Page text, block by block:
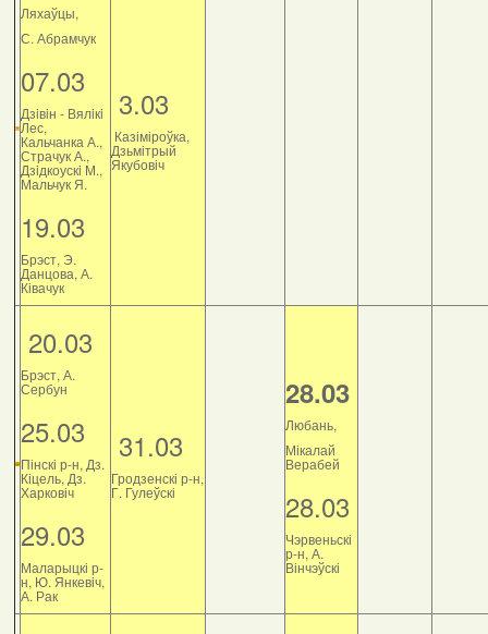
Ляхаўцы,
С. Абрамчук
07.03
Дзiвiн - Вялiкi
Лес,
Кальчанка А.,
Страчук А.,
Дзiдкоускi М.,
Мальчук Я.
19.03
Брэст, Э.
Данцова, А.
Ківачук
3.03
Казіміроўка,
Дзьмітрый
Якубовіч
20.03
Брэст, А.
Сербун
25.03
Пінскі р-н, Дз.
Кіцель, Дз.
Харковіч
29.03
Маларыцкі р-
н, Ю. Янкевіч,
А. Рак
31.03
Гродзенскі р-н,
Г. Гулеўскі
28.03
Любань,
Мікалай
Верабей
28.03
Чэрвеньскі
р-н, А.
Вінчэўскі